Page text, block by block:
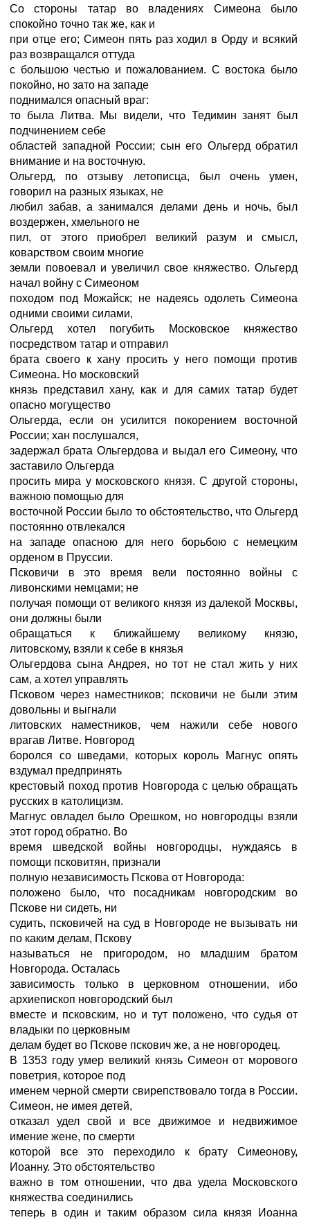
Со стороны татар во владениях Симеона было
спокойно точно так же, как и
при отце его; Симеон пять раз ходил в Орду и всякий
раз возвращался оттуда
с большою честью и пожалованием. С востока было
покойно, но зато на западе
поднимался опасный враг:
то была Литва. Мы видели, что Тедимин занят был
подчинением себе
областей западной России; сын его Ольгерд обратил
внимание и на восточную.
Ольгерд, по отзыву летописца, был очень умен,
говорил на разных языках, не
любил забав, а занимался делами день и ночь, был
воздержен, хмельного не
пил, от этого приобрел великий разум и смысл,
коварством своим многие
земли повоевал и увеличил свое княжество. Ольгерд
начал войну с Симеоном
походом под Можайск; не надеясь одолеть Симеона
одними своими силами,
Ольгерд хотел погубить Московское княжество
посредством татар и отправил
брата своего к хану просить у него помощи против
Симеона. Но московский
князь представил хану, как и для самих татар будет
опасно могущество
Ольгерда, если он усилится покорением восточной
России; хан послушался,
задержал брата Ольгердова и выдал его Симеону, что
заставило Ольгерда
просить мира у московского князя. С другой стороны,
важною помощью для
восточной России было то обстоятельство, что Ольгерд
постоянно отвлекался
на западе опасною для него борьбою с немецким
орденом в Пруссии.
Псковичи в это время вели постоянно войны с
ливонскими немцами; не
получая помощи от великого князя из далекой Москвы,
они должны были
обращаться к ближайшему великому князю,
литовскому, взяли к себе в князья
Ольгердова сына Андрея, но тот не стал жить у них
сам, а хотел управлять
Псковом через наместников; псковичи не были этим
довольны и выгнали
литовских наместников, чем нажили себе нового
врагав Литве. Новгород
боролся со шведами, которых король Магнус опять
вздумал предпринять
крестовый поход против Новгорода с целью обращать
русских в католицизм.
Магнус овладел было Орешком, но новгородцы взяли
этот город обратно. Во
время шведской войны новгородцы, нуждаясь в
помощи псковитян, признали
полную независимость Пскова от Новгорода:
положено было, что посадникам новгородским во
Пскове ни сидеть, ни
судить, псковичей на суд в Новгороде не вызывать ни
по каким делам, Пскову
называться не пригородом, но младшим братом
Новгорода. Осталась
зависимость только в церковном отношении, ибо
архиепископ новгородский был
вместе и псковским, но и тут положено, что судья от
владыки по церковным
делам будет во Пскове пскович же, а не новгородец.
В 1353 году умер великий князь Симеон от морового
поветрия, которое под
именем черной смерти свирепствовало тогда в России.
Симеон, не имея детей,
отказал удел свой и все движимое и недвижимое
имение жене, по смерти
которой все это переходило к брату Симеонову,
Иоанну. Это обстоятельство
важно в том отношении, что два удела Московского
княжества соединились
теперь в один и таким образом сила князя Иоанна